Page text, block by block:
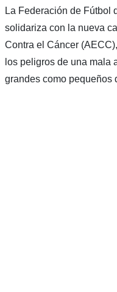
La Federación de Fútbol
solidariza con la nueva
Contra el Cáncer
los peligros de una mala
grandes como pequeños